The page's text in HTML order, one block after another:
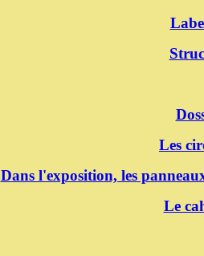
Les
Dans l'exposition, les
Le